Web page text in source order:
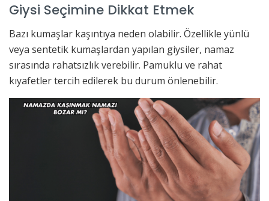
Giysi Seçimine Dikkat Etmek
Bazı kumaşlar kaşıntıya neden olabilir. Özellikle yünlü
veya sentetik kumaşlardan yapılan giysiler, namaz
sırasında rahatsızlık verebilir. Pamuklu ve rahat
kıyafetler tercih edilerek bu durum önlenebilir.